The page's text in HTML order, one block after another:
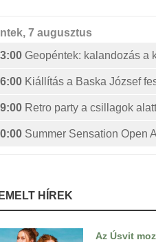
7 augusztus
Geopéntek: kalandozás a
Kiállítás a Baska József
Retro party a csillagok alatt
Summer Sensation Open
HÍREK
Az Úsvit